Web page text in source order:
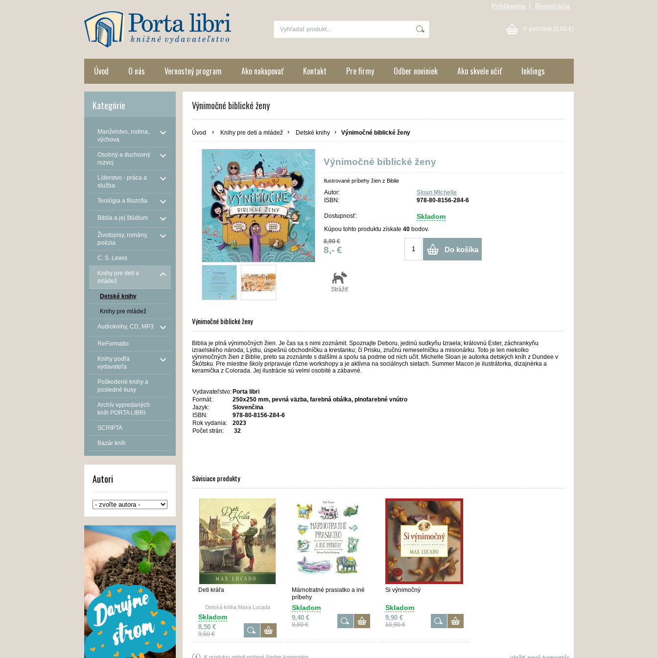
Prihlásenie Registrácia
0 položiek (0,00 €)
Úvod O nás Vernostný program Ako nakupovať Kontakt Pre firmy Odber noviniek Ako skvele učiť Inklings
Kategórie
Manželstvo, rodina,
výchova
Osobný a duchovný
rozvoj
Líderstvo - práca a
služba
Teológia a filozofia
Biblia a jej štúdium
Životopisy, romány,
poézia
C. S. Lewis
Knihy pre deti a
mládež
Detské knihy
Knihy pre mládež
Audioknihy, CD, MP3
ReFormatio
Knihy podľa
vydavateľa
Poškodené knihy a
posledné kusy
Archív vypredaných
kníh PORTA LIBRI
SCRIPTA
Bazár kníh
Autori
Výnimočné biblické ženy
Úvod Knihy pre deti a mládež Detské knihy Výnimočné biblické ženy
Výnimočné biblické ženy
Ilustrované príbehy žien z Biblie
Autor:
Sloan MIchelle
ISBN:
978-80-8156-284-6
Dostupnosť: Skladom
Kúpou tohto produktu získate 40 bodov.
8,90 €
8,- € Do košíka
Strážiť
Výnimočné biblické ženy
Biblia je plná výnimočných žien. Je čas sa s nimi zoznámit. Spoznajte Deboru, jedinú sudkyňu Izraela; královnú Ester, záchrankyňu
izraelského národa; Lýdiu, úspešnú obchodníčku a krestanku; či Prisku, zručnú remeselníčku a misionárku. Toto je len niekolko
výnimočných žien z Biblie, preto sa zoznámte s dalšími a spolu sa podme od nich učit. Michelle Sloan je autorka detských kníh z Dundee v
Škótsku. Pre miestne školy pripravuje rôzne workshopy a je aktívna na sociálnych sietach. Summer Macon je ilustrátorka, dizajnérka a
keramička z Colorada. Jej ilustrácie sú velmi osobité a zábavné.
Vydavateľstvo: Porta libri
Formát:
250x250 mm, pevná väzba, farebná obálka, plnofarebné vnútro
Jazyk:
Slovenčina
ISBN:
978-80-8156-284-6
Rok vydania:
2023
Počet strán:
32
Súvisiace produkty
Deti kráľa
Detská kniha Maxa Lucada
Skladom
8,50 €
9,50 €
Márnotratné prasiatko a iné
príbehy
Skladom
9,40 €
9,90 €
Si výnimočný
Skladom
9,90 €
10,90 €